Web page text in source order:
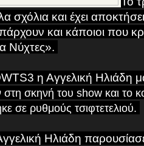
σχόλια και έχει
και κάποιοι που
Νύχτες».
η Αγγελική Ηλιάδη
στη σκηνή του show και το
σε ρυθμούς τσιφτετελιού.
Ηλιάδη